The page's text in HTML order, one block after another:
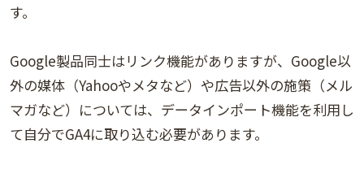
す。
Google製品同士はリンク機能がありますが、Google以
外の媒体（Yahooやメタなど）や広告以外の施策（メル
マガなど）については、データインポート機能を利用し
て自分でGA4に取り込む必要があります。